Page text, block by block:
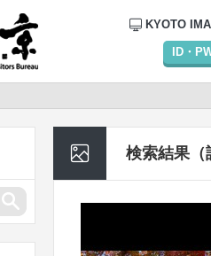
KYOTO
ID・
検索結果（